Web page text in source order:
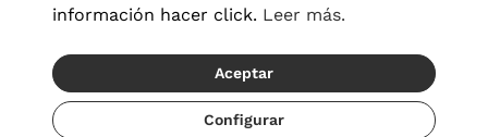
Recíbelo del 20/08 al 22/08
Aviso legal| Política de privacidad Términos y condiciones
Política de cookies|Configuración de cookies
© 2026 Visionlab España
información hacer click. Leer más.
Aceptar
Configurar